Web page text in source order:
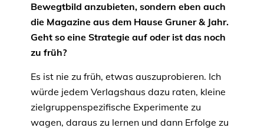
Bewegtbild anzubieten, sondern eben auch
die Magazine aus dem Hause Gruner & Jahr.
Geht so eine Strategie auf oder ist das noch
zu früh?
Es ist nie zu früh, etwas auszuprobieren. Ich
würde jedem Verlagshaus dazu raten, kleine
zielgruppenspezifische Experimente zu
wagen, daraus zu lernen und dann Erfolge zu